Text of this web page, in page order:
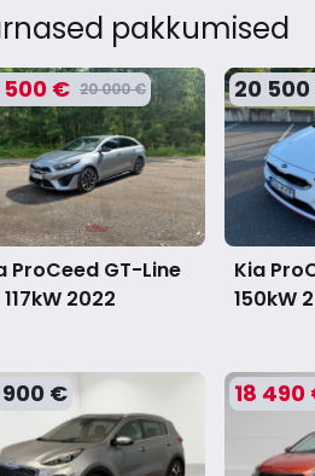
pakkumised
500 € 20 000 €
ProCeed GT-Line
117kW 2022
20
Kia
150kW
900 € 18 490